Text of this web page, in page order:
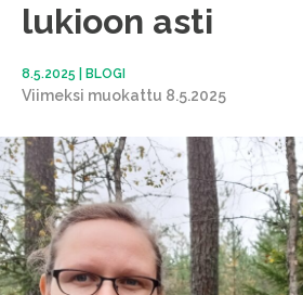
lukioon asti
8.5.2025 BLOGI
Viimeksi muokattu 8.5.2025